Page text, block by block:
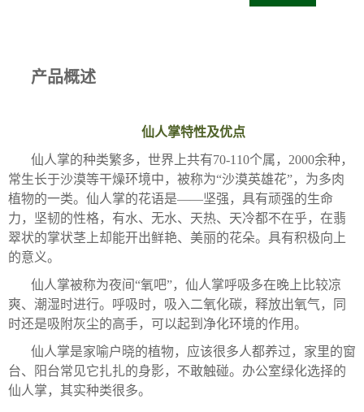
产品概述
仙人掌特性及优点
仙人掌的种类繁多，世界上共有70-110个属，2000余种，
常生长于沙漠等干燥环境中，被称为“沙漠英雄花”，为多肉
植物的一类。仙人掌的花语是——坚强，具有顽强的生命
力，坚韧的性格，有水、无水、天热、天冷都不在乎，在翡
翠状的掌状茎上却能开出鲜艳、美丽的花朵。具有积极向上
的意义。
仙人掌被称为夜间“氧吧”，仙人掌呼吸多在晚上比较凉
爽、潮湿时进行。呼吸时，吸入二氧化碳，释放出氧气，同
时还是吸附灰尘的高手，可以起到净化环境的作用。
仙人掌是家喻户晓的植物，应该很多人都养过，家里的窗
台、阳台常见它扎扎的身影，不敢触碰。办公室绿化选择的
仙人掌，其实种类很多。